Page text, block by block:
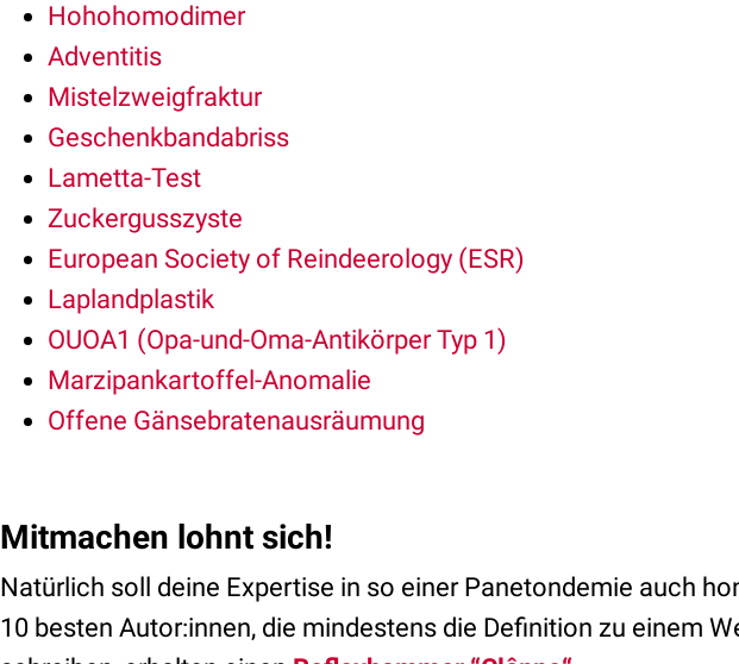
Hohohomodimer
Adventitis
Mistelzweigfraktur
Geschenkbandabriss
Lametta-Test
Zuckergusszyste
European Society of Reindeerology (ESR)
Laplandplastik
OUOA1 (Opa-und-Oma-Antikörper Typ 1)
Marzipankartoffel-Anomalie
Offene Gänsebratenausräumung
Mitmachen lohnt sich!
Natürlich soll deine Expertise in so einer Panetondemie auch
10 besten Autor:innen, die mindestens die Definition zu einem